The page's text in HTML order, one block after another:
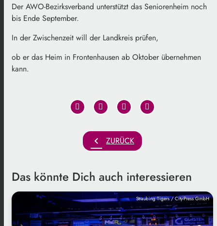
Der AWO-Bezirksverband unterstützt das Seniorenheim noch
bis Ende September.
In der Zwischenzeit will der Landkreis prüfen,
ob er das Heim in Frontenhausen ab Oktober übernehmen
kann.
chevron_left ZURÜCK
Das könnte Dich auch interessieren
Straubing Tigers / City-Press GmbH